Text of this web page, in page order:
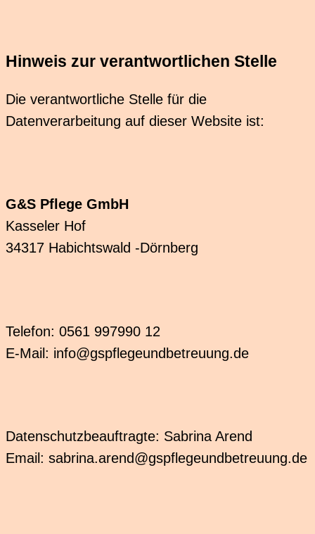
Hinweis zur verantwortlichen Stelle
Die verantwortliche Stelle für die
Datenverarbeitung auf dieser Website ist:
G&S Pflege GmbH
Kasseler Hof
34317 Habichtswald -Dörnberg
Telefon: 0561 997990 12
E-Mail: info@gspflegeundbetreuung.de
Datenschutzbeauftragte: Sabrina Arend
Email: sabrina.arend@gspflegeundbetreuung.de